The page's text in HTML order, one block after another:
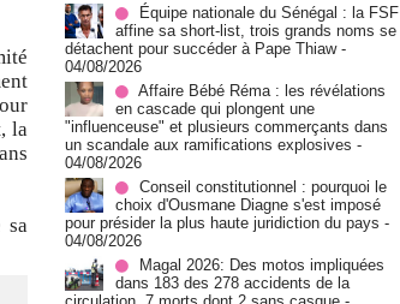
la
sa
Équipe nationale du Sénégal : la FSF
affine sa short-list, trois grands noms se
détachent pour succéder à Pape Thiaw -
04/08/2026
Affaire Bébé Réma : les révélations
en cascade qui plongent une
"influenceuse" et plusieurs commerçants dans
un scandale aux ramifications explosives -
04/08/2026
Conseil constitutionnel : pourquoi le
choix d'Ousmane Diagne s'est imposé
pour présider la plus haute juridiction du pays -
04/08/2026
Magal 2026: Des motos impliquées
dans 183 des 278 accidents de la